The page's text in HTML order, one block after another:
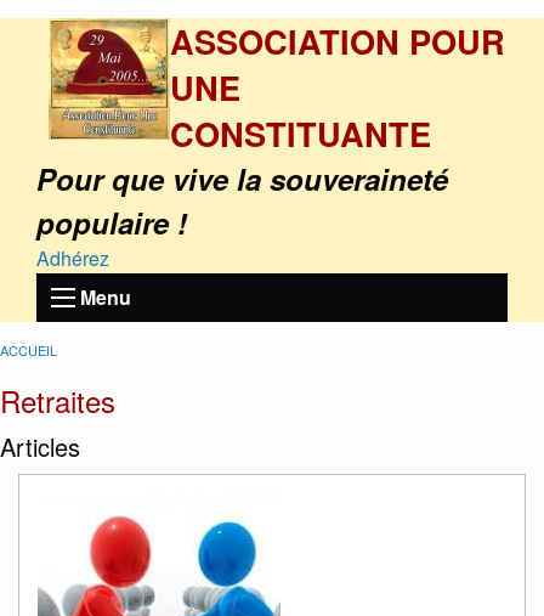
ASSOCIATION POUR
UNE
CONSTITUANTE
Pour que vive la souveraineté
populaire !
Adhérez
Menu
ACCUEIL
Retraites
Articles